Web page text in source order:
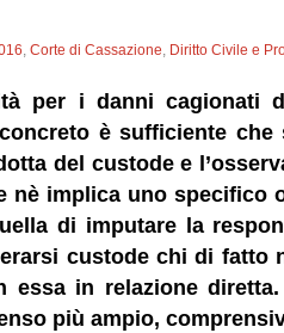
,Corte di Cassazione, Diritto Civile e
per i danni cagionati
è sufficiente
del custode e
nè implica uno specifico
di imputare la
custode chi di fatto
essa in relazione
più ampio,